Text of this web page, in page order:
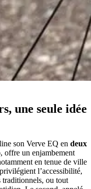
une seule idée
son Verve EQ en deux
offre un enjambement
en tenue de ville
l’accessibilité,
traditionnels, ou tout